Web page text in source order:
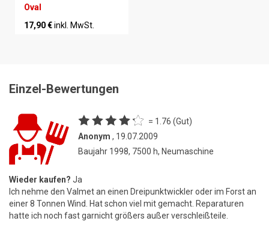
Oval
17,90 €inkl. MwSt.
Einzel-Bewertungen
= 1.76 (Gut)
Anonym , 19.07.2009
Baujahr 1998, 7500 h, Neumaschine
Wieder kaufen? Ja
Ich nehme den Valmet an einen Dreipunktwickler oder im Forst an
einer 8 Tonnen Wind. Hat schon viel mit gemacht. Reparaturen
hatte ich noch fast garnicht größers außer verschleißteile.